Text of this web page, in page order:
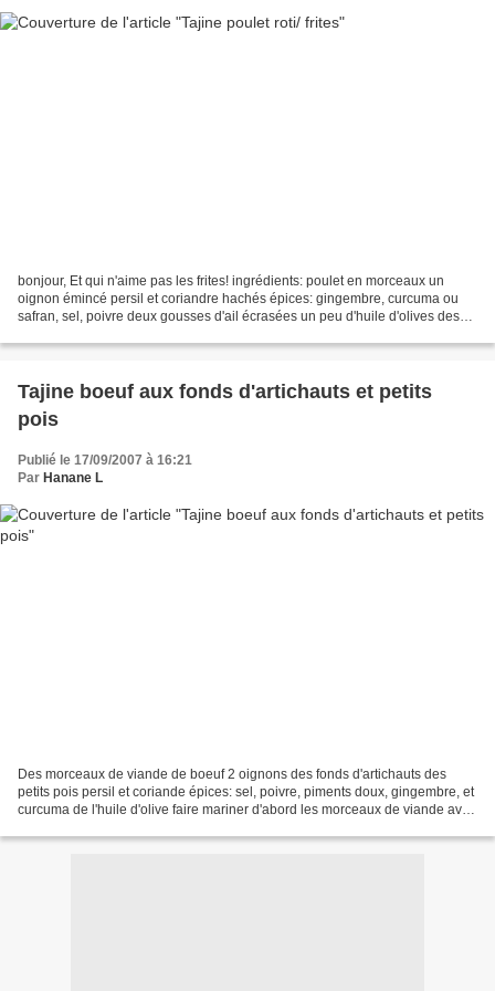
bonjour, Et qui n'aime pas les frites! ingrédients: poulet en morceaux un
oignon émincé persil et coriandre hachés épices: gingembre, curcuma ou
safran, sel, poivre deux gousses d'ail écrasées un peu d'huile d'olives des
Tajine boeuf aux fonds d'artichauts et petits
pois
Publié le 17/09/2007 à 16:21
Par Hanane L
Des morceaux de viande de boeuf 2 oignons des fonds d'artichauts des
petits pois persil et coriande épices: sel, poivre, piments doux, gingembre, et
curcuma de l'huile d'olive faire mariner d'abord les morceaux de viande avec